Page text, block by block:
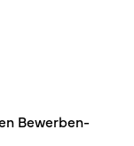
Bewerben-